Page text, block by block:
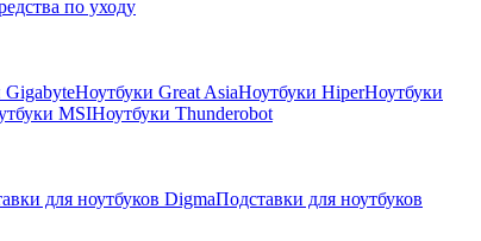
по уходу
GigabyteНоутбуки Great AsiaНоутбуки HiperНоутбуки
MSIНоутбуки Thunderobot
для ноутбуков DigmaПодставки для ноутбуков